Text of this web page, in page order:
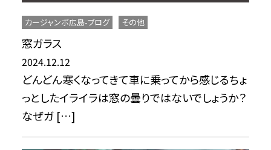
カージャンボ広島-ブログ その他
窓ガラス
2024.12.12
どんどん寒くなってきて車に乗ってから感じるちょ
っとしたイライラは窓の曇りではないでしょうか？
なぜガ […]